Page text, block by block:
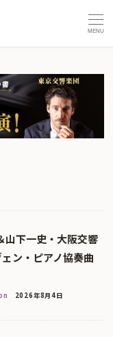
MENU
山下一史・大阪交響
ン・ピアノ協奏曲
2026年8月4日